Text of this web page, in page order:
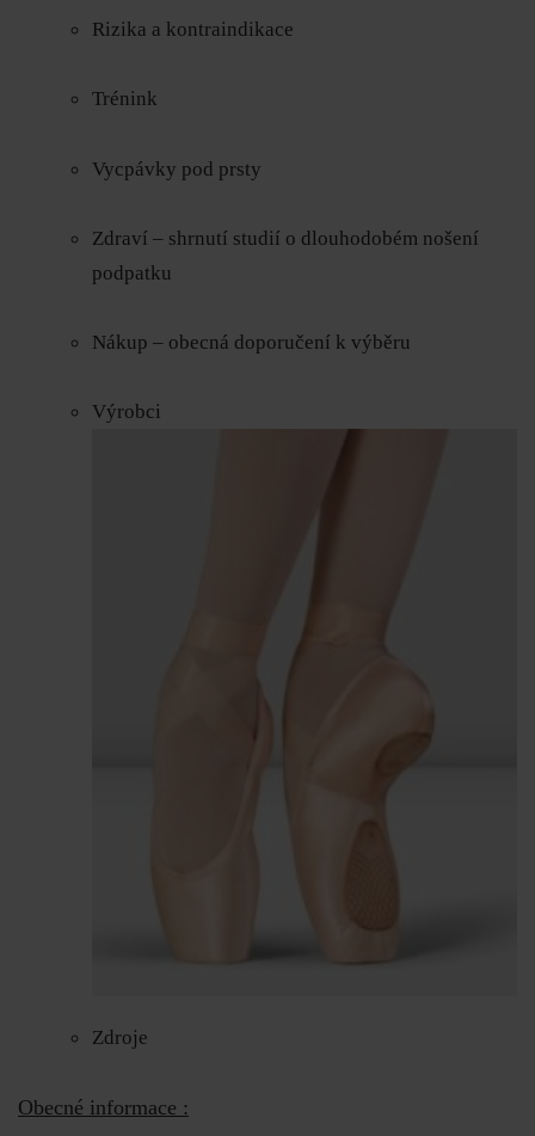
Rizika a kontraindikace
Trénink
Vycpávky pod prsty
Zdraví – shrnutí studií o dlouhodobém nošení
podpatku
Nákup – obecná doporučení k výběru
Výrobci
Zdroje
Obecné informace :